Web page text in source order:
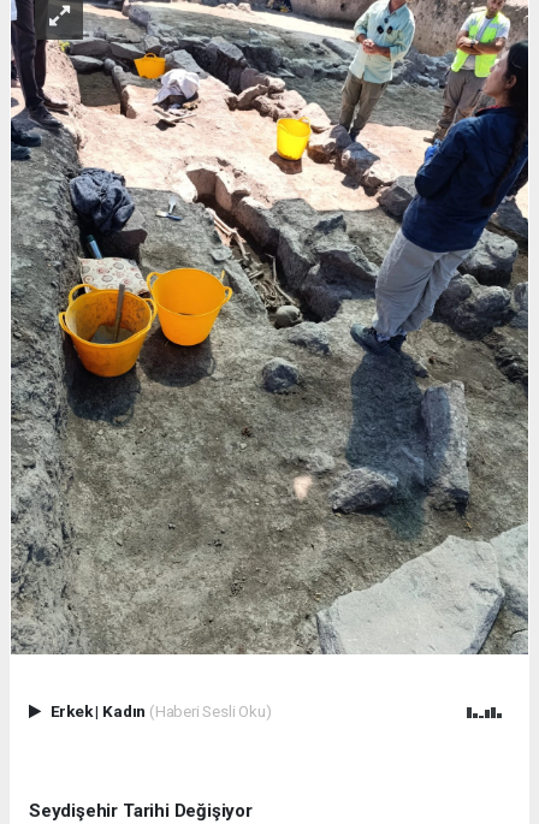
Erkek| Kadın (Haberi Sesli Oku)
Seydişehir Tarihi Değişiyor